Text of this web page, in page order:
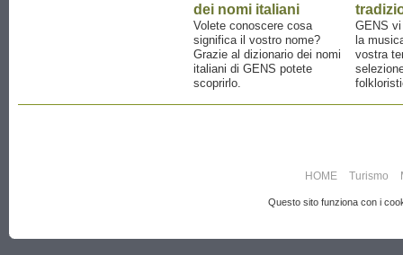
dei nomi italiani
Volete conoscere cosa
significa il vostro nome?
Grazie al dizionario dei nomi
italiani di GENS potete
scoprirlo.
GENS
la
vostra
HOME Turismo
Questo sito funziona con i